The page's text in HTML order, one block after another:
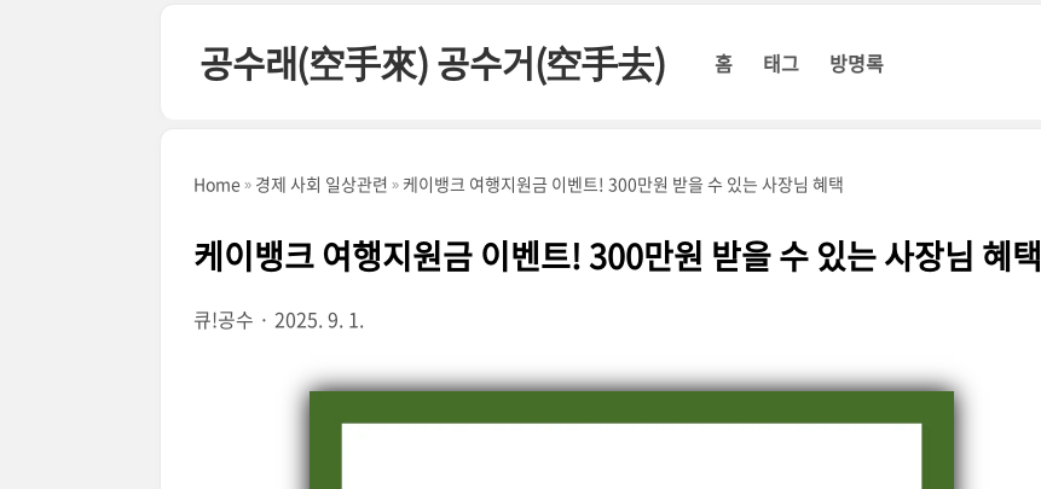
공수래(空手來) 공수거(空手去) 홈 태그 방명록
Home 경제 사회 일상관련 케이뱅크 여행지원금 이벤트! 300만원 받을 수 있는 사장님 혜택
케이뱅크 여행지원금 이벤트! 300만원 받을 수 있는 사장님 혜택
큐!공수 2025. 9. 1.